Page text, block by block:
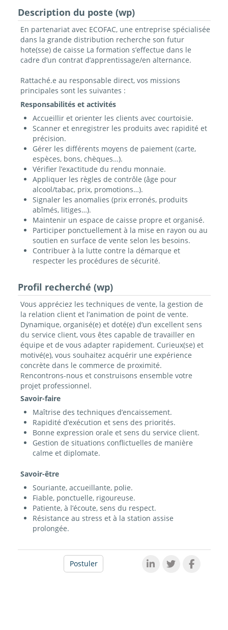
Description du poste (wp)
En partenariat avec ECOFAC, une entreprise spécialisée
dans la grande distribution recherche son futur
hote(sse) de caisse La formation s’effectue dans le
cadre d’un contrat d’apprentissage/en alternance.
Rattaché.e au responsable direct, vos missions
principales sont les suivantes :
Responsabilités et activités
Accueillir et orienter les clients avec courtoisie.
Scanner et enregistrer les produits avec rapidité et
précision.
Gérer les différents moyens de paiement (carte,
espèces, bons, chèques…).
Vérifier l’exactitude du rendu monnaie.
Appliquer les règles de contrôle (âge pour
alcool/tabac, prix, promotions…).
Signaler les anomalies (prix erronés, produits
abîmés, litiges…).
Maintenir un espace de caisse propre et organisé.
Participer ponctuellement à la mise en rayon ou au
soutien en surface de vente selon les besoins.
Contribuer à la lutte contre la démarque et
respecter les procédures de sécurité.
Profil recherché (wp)
Vous appréciez les techniques de vente, la gestion de
la relation client et l’animation de point de vente.
Dynamique, organisé(e) et doté(e) d’un excellent sens
du service client, vous êtes capable de travailler en
équipe et de vous adapter rapidement. Curieux(se) et
motivé(e), vous souhaitez acquérir une expérience
concrète dans le commerce de proximité.
Rencontrons-nous et construisons ensemble votre
projet professionnel.
Savoir-faire
Maîtrise des techniques d’encaissement.
Rapidité d’exécution et sens des priorités.
Bonne expression orale et sens du service client.
Gestion de situations conflictuelles de manière
calme et diplomate.
Savoir-être
Souriante, accueillante, polie.
Fiable, ponctuelle, rigoureuse.
Patiente, à l’écoute, sens du respect.
Résistance au stress et à la station assise
prolongée.
Postuler